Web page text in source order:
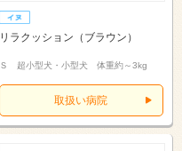
リラクッション（ブラウン）
Ｓ 超小型犬・小型犬 体重約～3kg
取扱い病院